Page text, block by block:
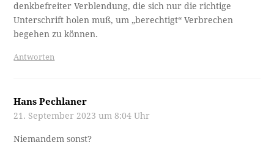
denkbefreiter Verblendung, die sich nur die richtige
Unterschrift holen muß, um „berechtigt“ Verbrechen
begehen zu können.
Antworten
Hans Pechlaner
21. September 2023 um 8:04 Uhr
Niemandem sonst?